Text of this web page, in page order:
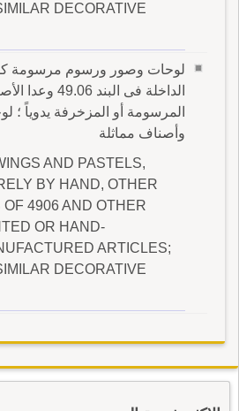
DECORATIVE
لوحات وصور ورسوم مرسومة
الداخلة فى البند
المرسومة أو المزخرفة يدوياً ؛
وأصناف مماثلة
AND PASTELS,
BY HAND, OTHER
4906 AND OTHER
OR HAND-
ARTICLES;
DECORATIVE